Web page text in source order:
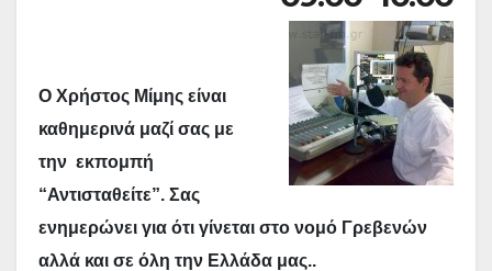
Ο Χρήστος Μίμης είναι
καθημερινά μαζί σας με
την εκπομπή
“Αντισταθείτε”. Σας
ενημερώνει για ότι γίνεται στο νομό Γρεβενών
αλλά και σε όλη την Ελλάδα μας..